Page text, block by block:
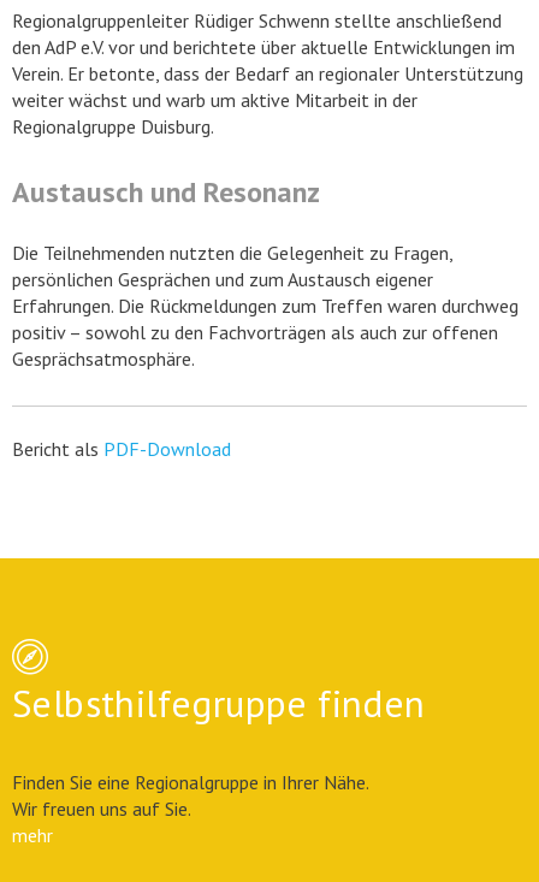
Regionalgruppenleiter Rüdiger Schwenn stellte anschließend
den AdP e.V. vor und berichtete über aktuelle Entwicklungen im
Verein. Er betonte, dass der Bedarf an regionaler Unterstützung
weiter wächst und warb um aktive Mitarbeit in der
Regionalgruppe Duisburg.
Austausch und Resonanz
Die Teilnehmenden nutzten die Gelegenheit zu Fragen,
persönlichen Gesprächen und zum Austausch eigener
Erfahrungen. Die Rückmeldungen zum Treffen waren durchweg
positiv – sowohl zu den Fachvorträgen als auch zur offenen
Gesprächsatmosphäre.
Bericht als PDF-Download
Selbsthilfegruppe finden
Finden Sie eine Regionalgruppe in Ihrer Nähe.
Wir freuen uns auf Sie.
mehr